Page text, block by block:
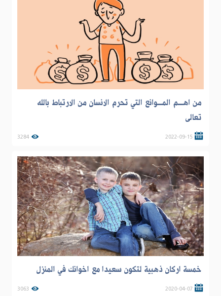
من اهـــــم المـــــوانع التي تحرم الانسان من الارتباط بالله
تعالى
2022-09-15
3284
خمسة اركان ذهبية لتكون سعيدا مع اخوانك في المنزل
2020-04-07
3063